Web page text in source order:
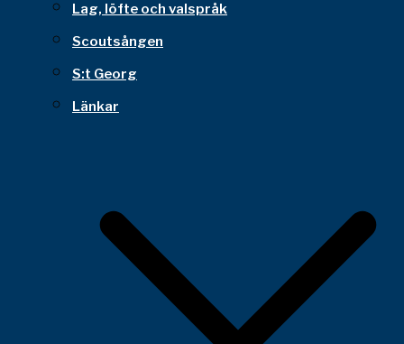
Lag, löfte och valspråk
Scoutsången
S:t Georg
Länkar